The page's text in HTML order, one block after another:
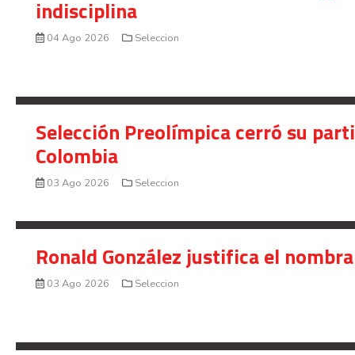
indisciplina
04 Ago 2026 Seleccion
Selección Preolímpica cerró su
Colombia
03 Ago 2026 Seleccion
Ronald González justifica el
03 Ago 2026 Seleccion